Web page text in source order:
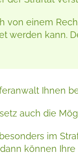
von einem
werden kann.
Ihnen
auch die
im
können